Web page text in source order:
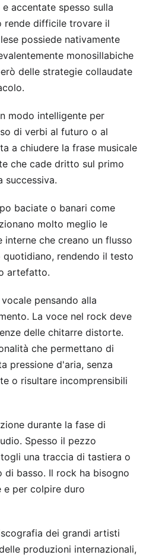
accentate spesso sulla
rende difficile trovare il
possiede nativamente
monosillabiche
delle strategie collaudate
modo intelligente per
di verbi al futuro o al
a chiudere la frase musicale
che cade dritto sul primo
successiva.
baciate o banari come
molto meglio le
interne che creano un flusso
rendendo il testo
artefatto.
pensando alla
La voce nel rock deve
delle chitarre distorte.
che permettano di
pressione d'aria, senza
o risultare incomprensibili
durante la fase di
Spesso il pezzo
una traccia di tastiera o
di basso. Il rock ha bisogno
e per colpire duro
dei grandi artisti
produzioni internazionali,